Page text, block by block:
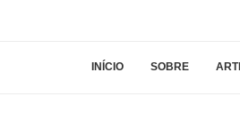
INÍCIO SOBRE